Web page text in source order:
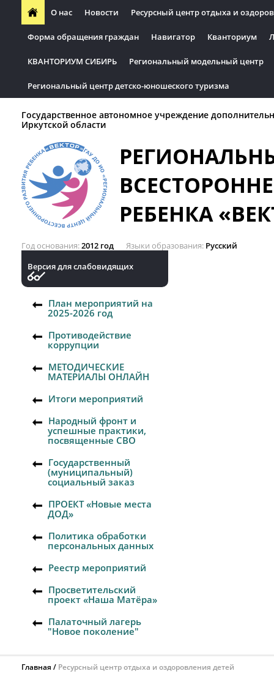
О нас Новости Ресурсный центр отдыха и
Форма обращения граждан Навигатор Кванториум
КВАНТОРИУМ СИБИРЬ Региональный модельный центр
Региональный центр детско-юношеского туризма
Государственное автономное учреждение
Иркутской области
РЕБЕНКА
Год основания 2012 год Языки образования Русский
Версия для слабовидящих
План мероприятий на
2025-2026 год
Противодействие
коррупции
МЕТОДИЧЕСКИЕ
МАТЕРИАЛЫ ОНЛАЙН
Итоги мероприятий
Народный фронт и
успешные практики,
посвященные СВО
Государственный
(муниципальный)
социальный заказ
ПРОЕКТ «Новые места
ДОД»
Политика обработки
персональных данных
Реестр мероприятий
Просветительский
проект «Наша Матёра»
Палаточный лагерь
"Новое поколение"
Главная Ресурсный центр отдыха и оздоровления детей